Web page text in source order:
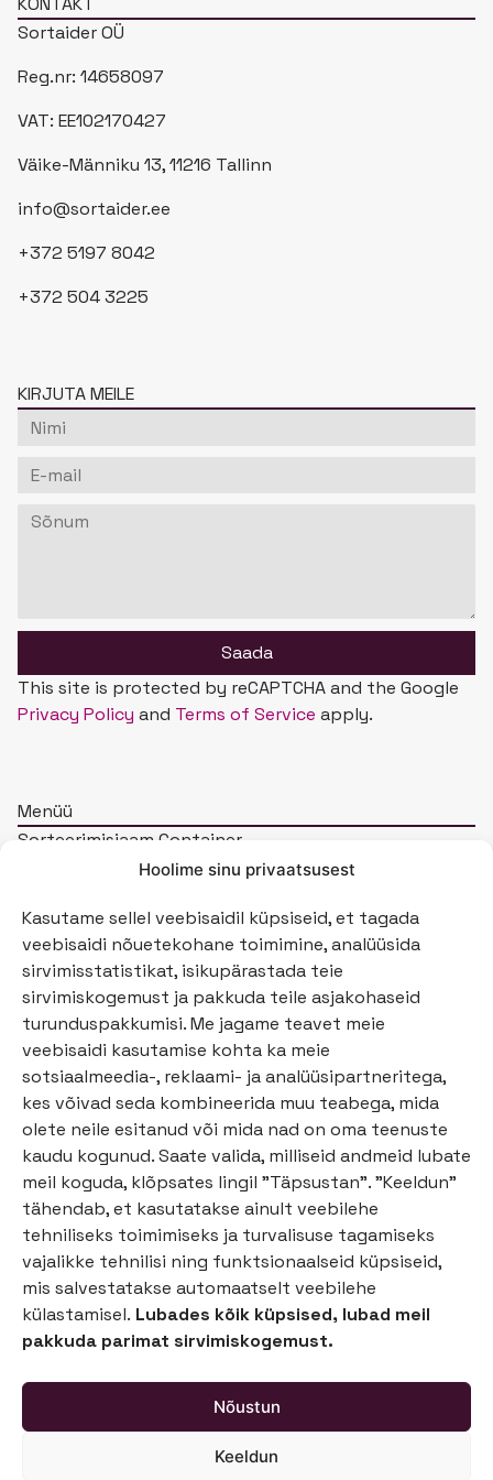
Hoolime sinu privaatsusest
Kasutame sellel veebisaidil küpsiseid, et tagada
veebisaidi nõuetekohane toimimine, analüüsida
sirvimisstatistikat, isikupärastada teie
sirvimiskogemust ja pakkuda teile asjakohaseid
turunduspakkumisi. Me jagame teavet meie
veebisaidi kasutamise kohta ka meie
sotsiaalmeedia-, reklaami- ja analüüsipartneritega,
kes võivad seda kombineerida muu teabega, mida
olete neile esitanud või mida nad on oma teenuste
kaudu kogunud. Saate valida, milliseid andmeid lubate
meil koguda, klõpsates lingil "Täpsustan". "Keeldun"
tähendab, et kasutatakse ainult veebilehe
tehniliseks toimimiseks ja turvalisuse tagamiseks
vajalikke tehnilisi ning funktsionaalseid küpsiseid,
mis salvestatakse automaatselt veebilehe
külastamisel. Lubades kõik küpsised, lubad meil
pakkuda parimat sirvimiskogemust.
Nõustun
Keeldun
o
o
k
g
r
a
b
d
Sortaider OÜ
Reg.nr: 14658097
VAT: EE102170427
Väike-Männiku 13, 11216 Tallinn
info@sortaider.ee
+372 5197 8042
+372 504 3225
KIRJUTA MEILE
Saada
This site is protected by reCAPTCHA and the Google
Privacy Policy and Terms of Service apply.
Menüü
Sorteerimisjaam Container
Sorteerimisjaam Sorter
Sorteerimisjaam Sorta
Sorteerimise prügikast Sortaider
Sorteerimise prügikast Sorta
Prügikastid ja paberikorvid Sorta
Jätkusuutlikkus
Blogi
Sorteerimisjuhendid
Tagasiside
CO2 kalkulaator
KKK